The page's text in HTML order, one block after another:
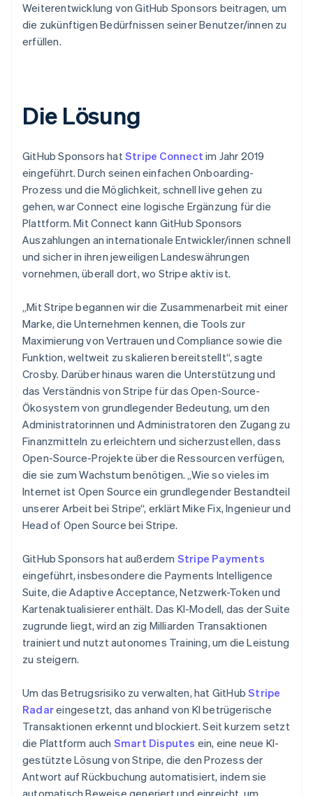
Weiterentwicklung von GitHub Sponsors beitragen, um
die zukünftigen Bedürfnissen seiner Benutzer/innen zu
erfüllen.
Die Lösung
GitHub Sponsors hat Stripe Connect im Jahr 2019
eingeführt. Durch seinen einfachen Onboarding-
Prozess und die Möglichkeit, schnell live gehen zu
gehen, war Connect eine logische Ergänzung für die
Plattform. Mit Connect kann GitHub Sponsors
Auszahlungen an internationale Entwickler/innen schnell
und sicher in ihren jeweiligen Landeswährungen
vornehmen, überall dort, wo Stripe aktiv ist.
„Mit Stripe begannen wir die Zusammenarbeit mit einer
Marke, die Unternehmen kennen, die Tools zur
Maximierung von Vertrauen und Compliance sowie die
Funktion, weltweit zu skalieren bereitstellt“, sagte
Crosby. Darüber hinaus waren die Unterstützung und
das Verständnis von Stripe für das Open-Source-
Ökosystem von grundlegender Bedeutung, um den
Administratorinnen und Administratoren den Zugang zu
Finanzmitteln zu erleichtern und sicherzustellen, dass
Open-Source-Projekte über die Ressourcen verfügen,
die sie zum Wachstum benötigen. „Wie so vieles im
Internet ist Open Source ein grundlegender Bestandteil
unserer Arbeit bei Stripe“, erklärt Mike Fix, Ingenieur und
Head of Open Source bei Stripe.
GitHub Sponsors hat außerdem Stripe Payments
eingeführt, insbesondere die Payments Intelligence
Suite, die Adaptive Acceptance, Netzwerk-Token und
Kartenaktualisierer enthält. Das KI-Modell, das der Suite
zugrunde liegt, wird an zig Milliarden Transaktionen
trainiert und nutzt autonomes Training, um die Leistung
zu steigern.
Um das Betrugsrisiko zu verwalten, hat GitHubStripe
Radareingesetzt, das anhand von KI betrügerische
Transaktionen erkennt und blockiert. Seit kurzem setzt
die Plattform auch Smart Disputes ein, eine neue KI-
gestützte Lösung von Stripe, die den Prozess der
Antwort auf Rückbuchung automatisiert, indem sie
automatisch Beweise generiert und einreicht, um